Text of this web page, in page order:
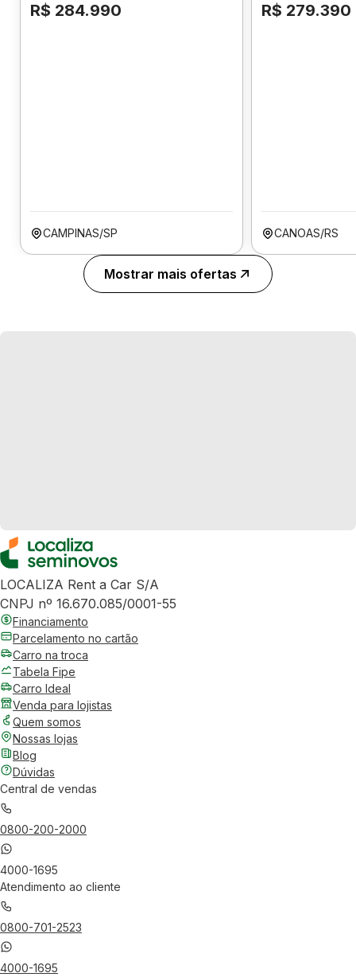
R$ 284.990
CAMPINAS/SP
R$ 279.390
CANOAS/RS
Mostrar mais ofertas
LOCALIZA Rent a Car S/A
CNPJ nº 16.670.085/0001-55
Financiamento
Parcelamento no cartão
Carro na troca
Tabela Fipe
Carro Ideal
Venda para lojistas
Quem somos
Nossas lojas
Blog
Dúvidas
Central de vendas
0800-200-2000
4000-1695
Atendimento ao cliente
0800-701-2523
4000-1695